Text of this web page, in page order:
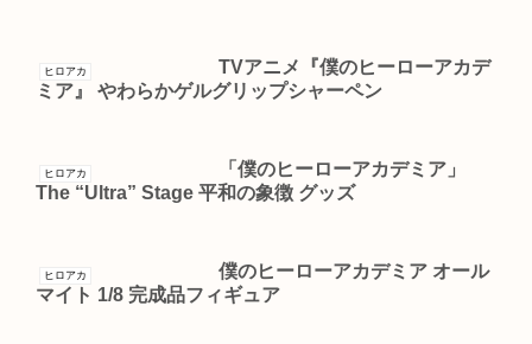
ヒロアカ
TVアニメ『僕のヒーローアカデ
ミア』 やわらかゲルグリップシャーペン
ヒロアカ
「僕のヒーローアカデミア」
The “Ultra” Stage 平和の象徴 グッズ
ヒロアカ
僕のヒーローアカデミア オール
マイト 1/8 完成品フィギュア